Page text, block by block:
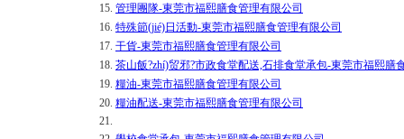
15. 管理團隊-東莞市福熙膳食管理有限公司
16. 特殊節(jié)日活動-東莞市福熙膳食管理有限公司
17. 干貨-東莞市福熙膳食管理有限公司
18. 茶山飯?zhí)贸邪?市政食堂配送,石排食堂承包-東莞市福熙膳
19. 糧油-東莞市福熙膳食管理有限公司
20. 糧油配送-東莞市福熙膳食管理有限公司
21.